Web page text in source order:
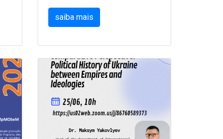
saiba mais